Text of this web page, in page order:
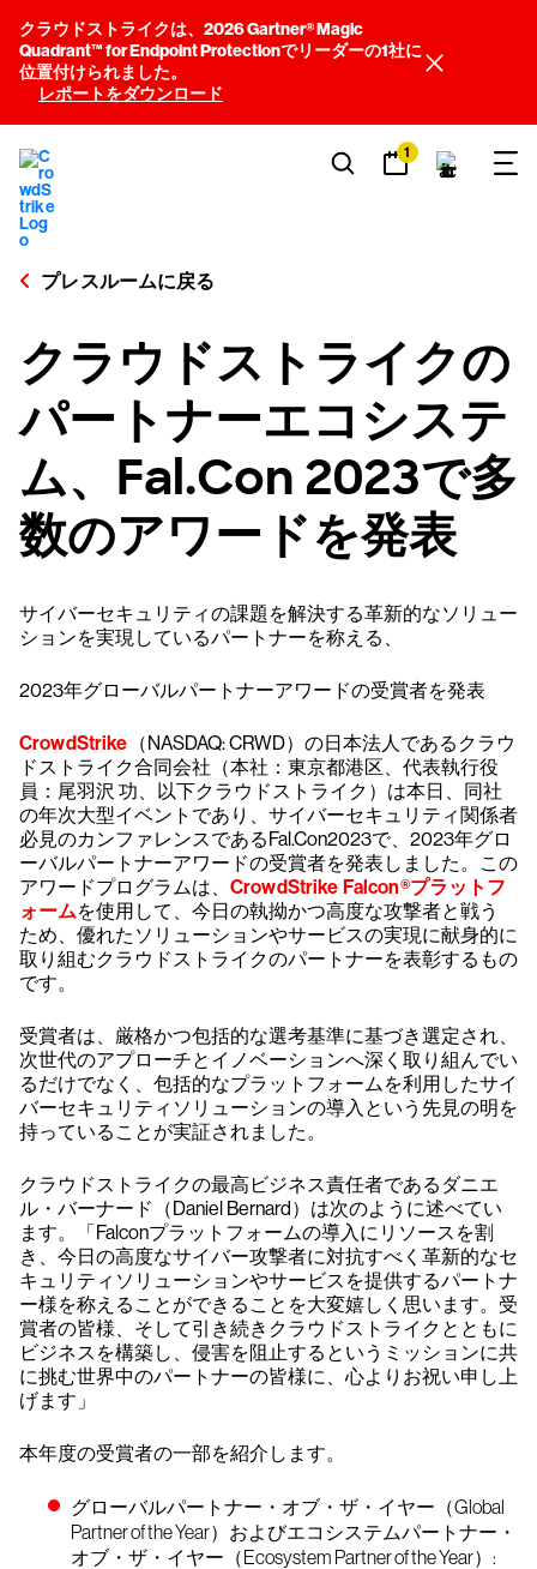
クラウドストライクは、2026 Gartner® Magic
Quadrant™ for Endpoint Protectionでリーダーの1社に
位置付けられました。
レポートをダウンロード
1
プレスルームに戻る
クラウドストライクの
パートナーエコシステ
ム、Fal.Con 2023で多
数のアワードを発表
サイバーセキュリティの課題を解決する革新的なソリュー
ションを実現しているパートナーを称える、
2023年グローバルパートナーアワードの受賞者を発表
CrowdStrike （NASDAQ: CRWD）の日本法人であるクラウ
ドストライク合同会社（本社：東京都港区、代表執行役
員：尾羽沢 功、以下クラウドストライク）は本日、同社
の年次大型イベントであり、サイバーセキュリティ関係者
必見のカンファレンスであるFal.Con2023で、2023年グロ
ーバルパートナーアワードの受賞者を発表しました。この
アワードプログラムは、 CrowdStrike Falcon®プラットフ
ォームを使用して、今日の執拗かつ高度な攻撃者と戦う
ため、優れたソリューションやサービスの実現に献身的に
取り組むクラウドストライクのパートナーを表彰するもの
です。
受賞者は、厳格かつ包括的な選考基準に基づき選定され、
次世代のアプローチとイノベーションへ深く取り組んでい
るだけでなく、包括的なプラットフォームを利用したサイ
バーセキュリティソリューションの導入という先見の明を
持っていることが実証されました。
クラウドストライクの最高ビジネス責任者であるダニエ
ル・バーナード（Daniel Bernard）は次のように述べてい
ます。「Falconプラットフォームの導入にリソースを割
き、今日の高度なサイバー攻撃者に対抗すべく革新的なセ
キュリティソリューションやサービスを提供するパートナ
ー様を称えることができることを大変嬉しく思います。受
賞者の皆様、そして引き続きクラウドストライクとともに
ビジネスを構築し、侵害を阻止するというミッションに共
に挑む世界中のパートナーの皆様に、心よりお祝い申し上
げます」
本年度の受賞者の一部を紹介します。
グローバルパートナー・オブ・ザ・イヤー（Global
Partner of the Year）およびエコシステムパートナー・
オブ・ザ・イヤー（Ecosystem Partner of the Year）: